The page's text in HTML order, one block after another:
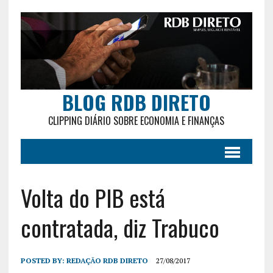
BLOG RDB DIRETO
CLIPPING DIÁRIO SOBRE ECONOMIA E FINANÇAS
Volta do PIB está
contratada, diz Trabuco
POSTED BY: REDAÇÃO RDB DIRETO 27/08/2017